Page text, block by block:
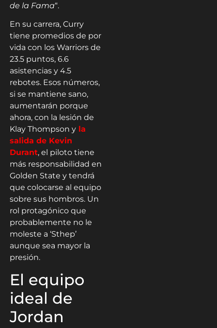
de la Fama“.
En su carrera, Curry
tiene promedios de por
vida con los Warriors de
23.5 puntos, 6.6
asistencias y 4.5
rebotes. Esos números,
si se mantiene sano,
aumentarán porque
ahora, con la lesión de
Klay Thompson y la
salida de Kevin
Durant, el piloto tiene
más responsabilidad en
Golden State y tendrá
que colocarse al equipo
sobre sus hombros. Un
rol protagónico que
probablemente no le
moleste a ‘Sthep’
aunque sea mayor la
presión.
El equipo
ideal de
Jordan